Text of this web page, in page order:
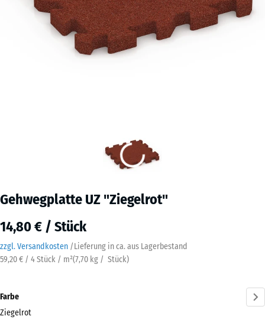
Gehwegplatte UZ "Ziegelrot"
14,80 € / Stück
zzgl. Versandkosten /Lieferung in ca. aus Lagerbestand
59,20 € / 4 Stück / m²(7,70 kg / Stück)
Farbe
Ziegelrot